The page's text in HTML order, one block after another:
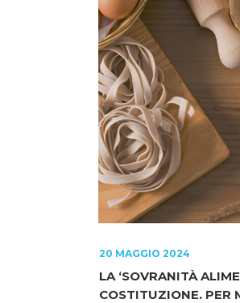
20 MAGGIO 2024
LA ‘SOVRANITÀ
COSTITUZIONE. PER